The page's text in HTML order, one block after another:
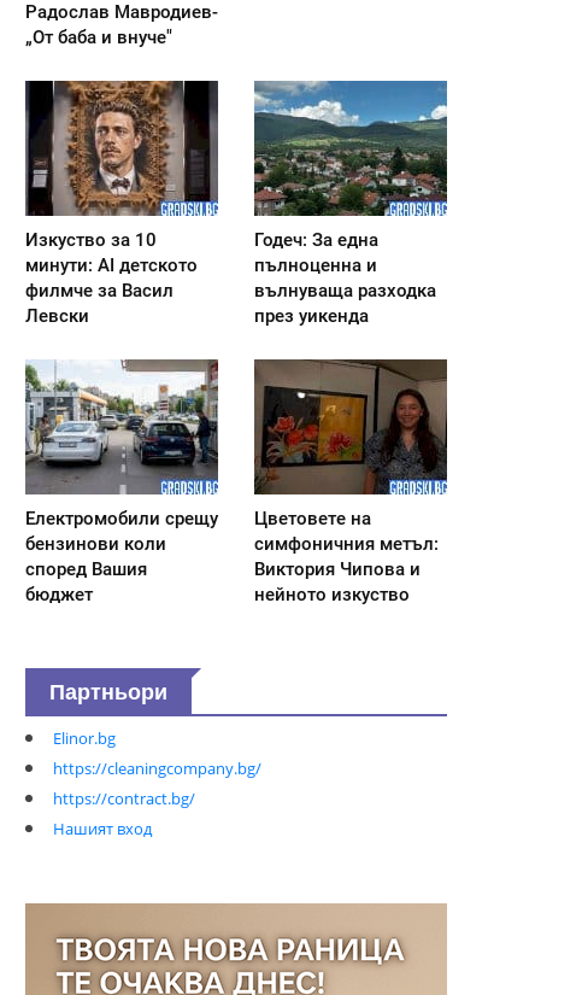
Радослав Мавродиев-
„От баба и внуче"
Изкуство за 10
минути: AI детското
филмче за Васил
Левски
Годеч: За една
пълноценна и
вълнуваща разходка
през уикенда
Електромобили срещу
бензинови коли
според Вашия
бюджет
Цветовете на
симфоничния метъл:
Виктория Чипова и
нейното изкуство
Партньори
Elinor.bg
https://cleaningcompany.bg/
https://contract.bg/
Нашият вход